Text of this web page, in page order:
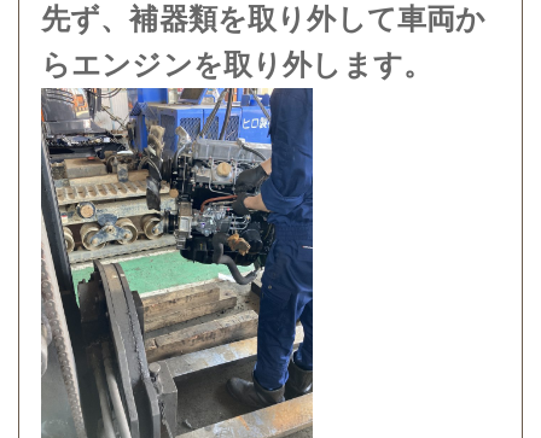
先ず、補器類を取り外して車両か
らエンジンを取り外します。